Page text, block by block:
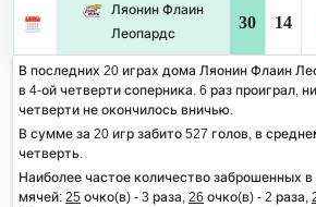
Ляонин Флаин
Леопардс
30 14
В последних 20 играх дома Ляонин Флаин
в 4-ой четверти соперника. 6 раз проиграл,
четверти не окончилось вничью.
В сумме за 20 игр забито 527 голов, в
четверть.
Наиболее частое количество заброшенных
мячей: 25 очко(в) - 3 раза, 26 очко(в) - 2 раза,